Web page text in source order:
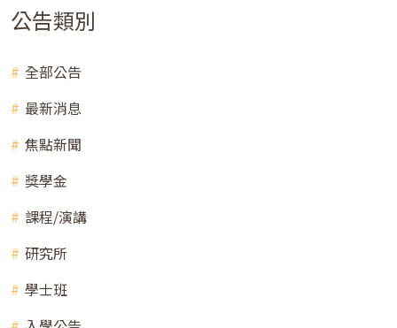
公告類別
全部公告
最新消息
焦點新聞
獎學金
課程/演講
研究所
學士班